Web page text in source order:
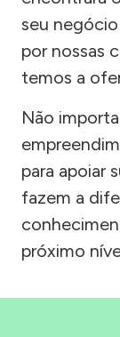
seu
por nossas
temos a
Não
para apoiar
fazem a
próximo